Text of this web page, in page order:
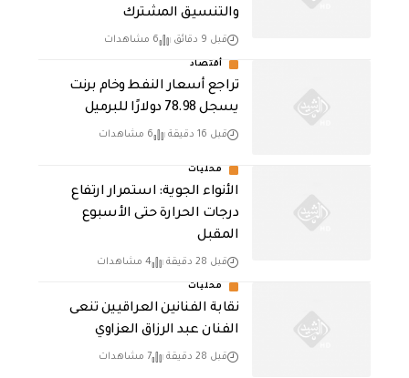
والتنسيق المشترك
قبل 9 دقائق 6 مشاهدات
أقتصاد
تراجع أسعار النفط وخام برنت
يسجل 78.98 دولارًا للبرميل
قبل 16 دقيقة 6 مشاهدات
محليات
الأنواء الجوية: استمرار ارتفاع
درجات الحرارة حتى الأسبوع
المقبل
قبل 28 دقيقة 4 مشاهدات
محليات
نقابة الفنانين العراقيين تنعى
الفنان عبد الرزاق العزاوي
قبل 28 دقيقة 7 مشاهدات